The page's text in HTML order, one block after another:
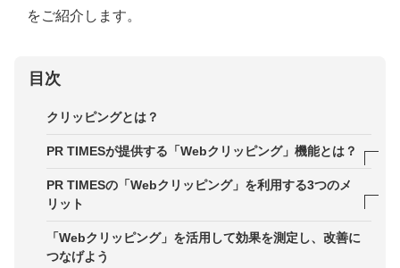
をご紹介します。
目次
クリッピングとは？
PR TIMESが提供する「Webクリッピング」機能とは？
PR TIMESで確認できる「提携オンラインメディ
PR TIMESの「Webクリッピング」の料金は？
PR TIMESの「Webクリッピング」を利用する3つのメ
リット
メリット1．低価格で掲載レポートまで確認できる
「Webクリッピング」を活用して効果を測定し、改善に
つなげよう